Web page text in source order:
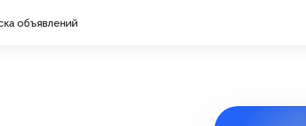
объявлений